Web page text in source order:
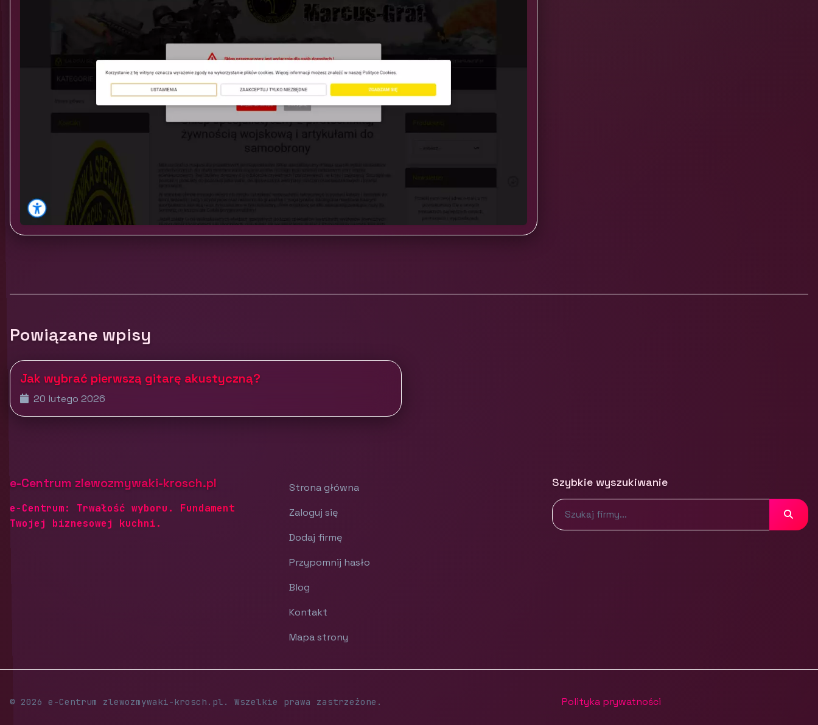
Powiązane wpisy
Jak wybrać pierwszą gitarę akustyczną?
20 lutego 2026
e-Centrum zlewozmywaki-krosch.pl
e-Centrum: Trwałość wyboru. Fundament
Twojej biznesowej kuchni.
Strona główna
Zaloguj się
Dodaj firmę
Przypomnij hasło
Blog
Kontakt
Mapa strony
Szybkie wyszukiwanie
© 2026 e-Centrum zlewozmywaki-krosch.pl. Wszelkie prawa zastrzeżone. Polityka prywatności